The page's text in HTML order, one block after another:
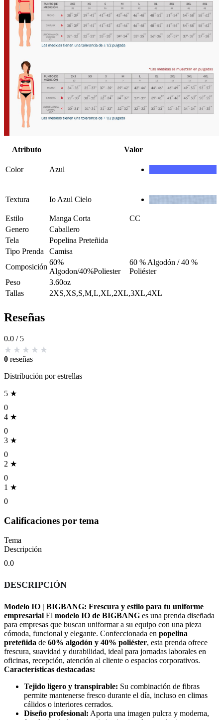
Atributo Valor
Color Azul
Textura Io Azul Cielo
Estilo Manga Corta
CC
Genero
Caballero
Tela
Popelina Preteñida
Tipo Prenda
Camisa
Composición
60%
Algodon/40%Poliester
60 % Algodón / 40 %
Poliéster
Peso
3.60oz
Tallas
2XS,XS,S,M,L,XL,2XL,3XL,4XL
Reseñas
0.0 / 5
0 reseñas
Distribución por estrellas
5 ★
0
4 ★
0
3 ★
0
2 ★
0
1 ★
0
Calificaciones por tema
Tema
Descripción
0.0
DESCRIPCIÓN
Modelo IO | BIGBANG: Frescura y estilo para tu uniforme
empresarial El modelo IO de BIGBANG es una prenda diseñada
para empresas que buscan uniformar a su equipo con una pieza
cómoda, funcional y elegante. Confeccionada en popelina
preteñida de 60% algodón y 40% poliéster, esta prenda ofrece
frescura, suavidad y durabilidad, ideal para jornadas laborales en
oficinas, recepción, atención al cliente o espacios corporativos.
Características destacadas:
Tejido ligero y transpirable: Su combinación de fibras
permite mantenerse fresco durante el día, incluso en climas
cálidos o interiores cerrados.
Diseño profesional: Aporta una imagen pulcra y moderna,